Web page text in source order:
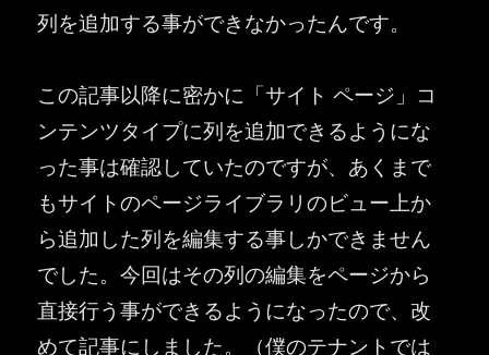
列を追加する事ができなかったんです。
この記事以降に密かに「サイト ページ」コ
ンテンツタイプに列を追加できるようにな
った事は確認していたのですが、あくまで
もサイトのページライブラリのビュー上か
ら追加した列を編集する事しかできません
でした。今回はその列の編集をページから
直接行う事ができるようになったので、改
めて記事にしました。（僕のテナントでは